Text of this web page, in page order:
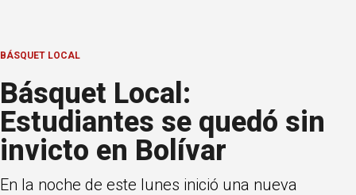
BÁSQUET LOCAL
Básquet Local:
Estudiantes se quedó sin
invicto en Bolívar
En la noche de este lunes inició una nueva